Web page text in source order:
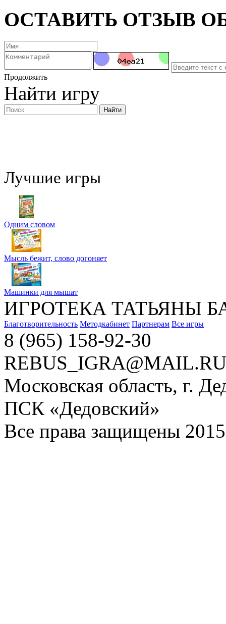
ОСТАВИТЬ ОТЗЫВ
Продолжить
Найти игру
Лучшие игры
Одним словом
Мысль бежит, слово догоняет
Машинки для мышат
ИГРОТЕКА ТАТЬЯНЫ
Благотворительность Методкабинет Партнерам Все игры
8 (965) 158-92-30
REBUS_IGRA@MAIL.RU
Московская область, г.
ПСК «Дедовский»
Все права защищены 2015